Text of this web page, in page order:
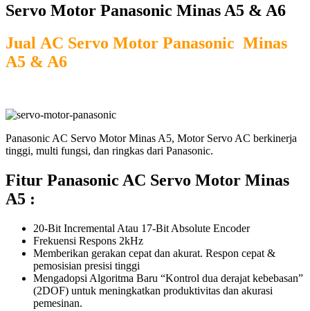
Servo Motor Panasonic Minas A5 & A6
Jual AC Servo Motor Panasonic Minas
A5 & A6
Panasonic AC Servo Motor Minas A5, Motor Servo AC berkinerja
tinggi, multi fungsi, dan ringkas dari Panasonic.
Fitur Panasonic AC Servo Motor Minas
A5 :
20-Bit Incremental Atau 17-Bit Absolute Encoder
Frekuensi Respons 2kHz
Memberikan gerakan cepat dan akurat. Respon cepat &
pemosisian presisi tinggi
Mengadopsi Algoritma Baru “Kontrol dua derajat kebebasan”
(2DOF) untuk meningkatkan produktivitas dan akurasi
pemesinan.